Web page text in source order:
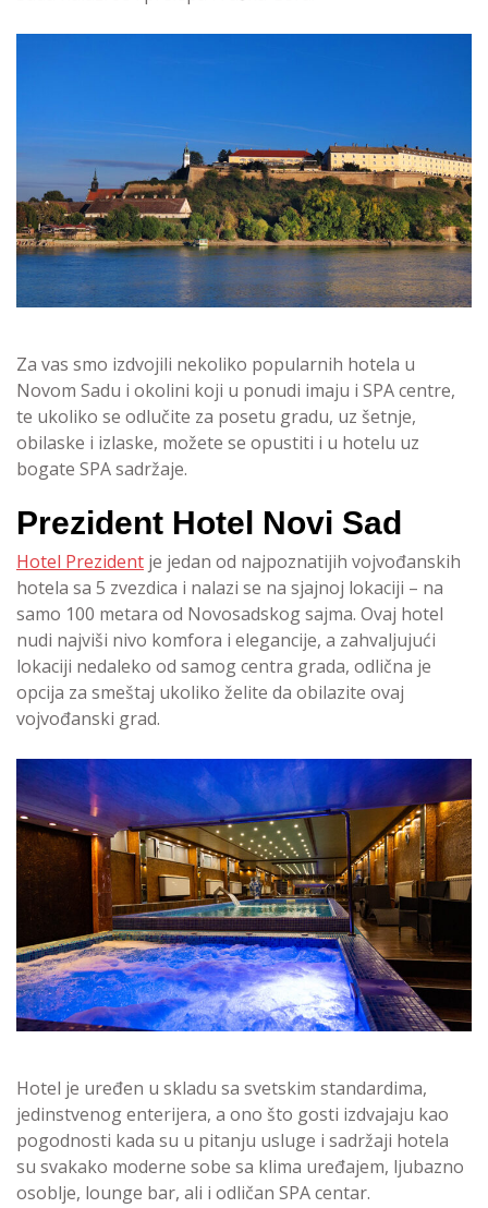
Za vas smo izdvojili nekoliko popularnih hotela u
Novom Sadu i okolini koji u ponudi imaju i SPA centre,
te ukoliko se odlučite za posetu gradu, uz šetnje,
obilaske i izlaske, možete se opustiti i u hotelu uz
bogate SPA sadržaje.
Prezident Hotel Novi Sad
Hotel Prezident je jedan od najpoznatijih vojvođanskih
hotela sa 5 zvezdica i nalazi se na sjajnoj lokaciji – na
samo 100 metara od Novosadskog sajma. Ovaj hotel
nudi najviši nivo komfora i elegancije, a zahvaljujući
lokaciji nedaleko od samog centra grada, odlična je
opcija za smeštaj ukoliko želite da obilazite ovaj
vojvođanski grad.
Hotel je uređen u skladu sa svetskim standardima,
jedinstvenog enterijera, a ono što gosti izdvajaju kao
pogodnosti kada su u pitanju usluge i sadržaji hotela
su svakako moderne sobe sa klima uređajem, ljubazno
osoblje, lounge bar, ali i odličan SPA centar.